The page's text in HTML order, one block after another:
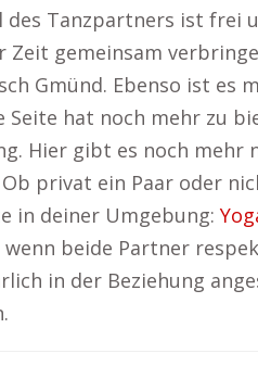
des Tanzpartners ist frei
Zeit gemeinsam
Gmünd. Ebenso ist es
Seite hat noch mehr zu
Hier gibt es noch mehr
Ob privat ein Paar oder
in deiner Umgebung:
beide Partner
in der Beziehung